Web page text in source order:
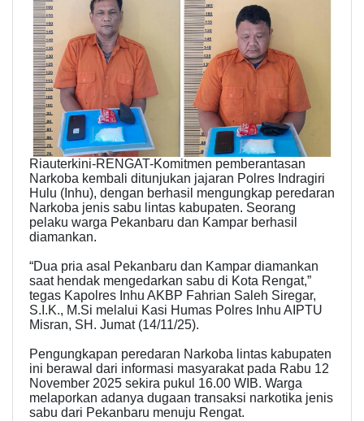
Riauterkini-RENGAT-Komitmen pemberantasan
Narkoba kembali ditunjukan jajaran Polres Indragiri
Hulu (Inhu), dengan berhasil mengungkap peredaran
Narkoba jenis sabu lintas kabupaten. Seorang
pelaku warga Pekanbaru dan Kampar berhasil
diamankan.
“Dua pria asal Pekanbaru dan Kampar diamankan
saat hendak mengedarkan sabu di Kota Rengat,”
tegas Kapolres Inhu AKBP Fahrian Saleh Siregar,
S.I.K., M.Si melalui Kasi Humas Polres Inhu AIPTU
Misran, SH. Jumat (14/11/25).
Pengungkapan peredaran Narkoba lintas kabupaten
ini berawal dari informasi masyarakat pada Rabu 12
November 2025 sekira pukul 16.00 WIB. Warga
melaporkan adanya dugaan transaksi narkotika jenis
sabu dari Pekanbaru menuju Rengat.